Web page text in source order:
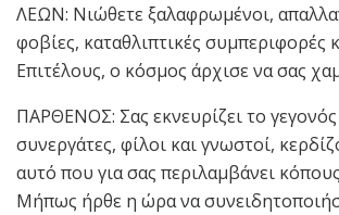
ΛΕΩΝ: Νιώθετε ξαλαφρωμένοι,
φοβίες, καταθλιπτικές συμπεριφορές
Επιτέλους, ο κόσμος άρχισε να σας
ΠΑΡΘΕΝΟΣ: Σας εκνευρίζει το γεγονός
συνεργάτες, φίλοι και γνωστοί,
αυτό που για σας περιλαμβάνει
Μήπως ήρθε η ώρα να